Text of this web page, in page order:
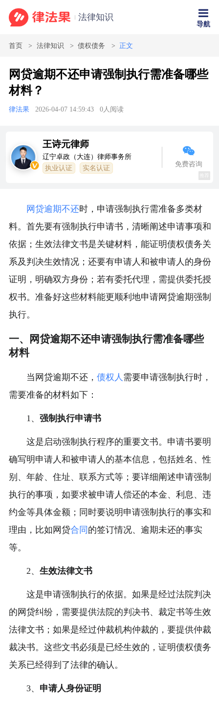
法律知识
导航
首页 法律知识 债权债务 正文
网贷逾期不还申请强制执行需准备哪些
材料？
律法果 2026-04-07 14:59:43 0人阅读
王诗元律师
辽宁卓政（大连）律师事务所
执业认证 实名认证
免费咨询
网贷逾期不还时，申请强制执行需准备多类材
料。首先要有强制执行申请书，清晰阐述申请事项和
依据；生效法律文书是关键材料，能证明债权债务关
系及判决生效情况；还要有申请人和被申请人的身份
证明，明确双方身份；若有委托代理，需提供委托授
权书。准备好这些材料能更顺利地申请网贷逾期强制
执行。
一、网贷逾期不还申请强制执行需准备哪些
材料
当网贷逾期不还， 债权人 需要申请强制执行时，
需要准备的材料如下：
1、 强制执行申请书
这是启动强制执行程序的重要文书。申请书要明
确写明申请人和被申请人的基本信息，包括姓名、性
别、年龄、住址、联系方式等；要详细阐述申请强制
执行的事项，如要求被申请人偿还的本金、利息、违
约金等具体金额；同时要说明申请强制执行的事实和
理由，比如网贷合同 的签订情况、逾期未还的事实
等。
2、 生效法律文书
这是申请强制执行的依据。如果是经过法院判决
的网贷纠纷，需要提供法院的判决书、裁定书等生效
法律文书；如果是经过仲裁机构仲裁的，要提供仲裁
裁决书。这些文书必须是已经生效的，证明债权债务
关系已经得到了法律的确认。
3、 申请人身份证明